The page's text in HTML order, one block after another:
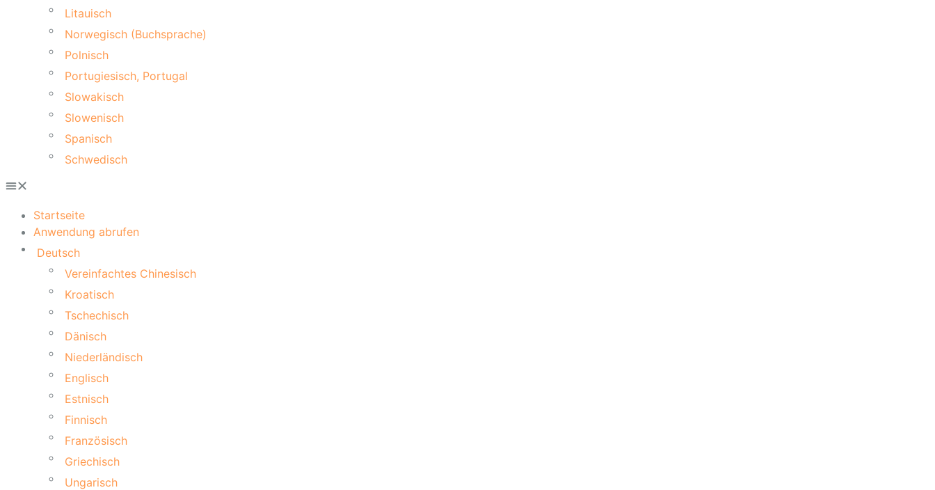
Litauisch
Norwegisch (Buchsprache)
Polnisch
Portugiesisch, Portugal
Slowakisch
Slowenisch
Spanisch
Schwedisch
Startseite
Anwendung abrufen
Deutsch
Vereinfachtes Chinesisch
Kroatisch
Tschechisch
Dänisch
Niederländisch
Englisch
Estnisch
Finnisch
Französisch
Griechisch
Ungarisch